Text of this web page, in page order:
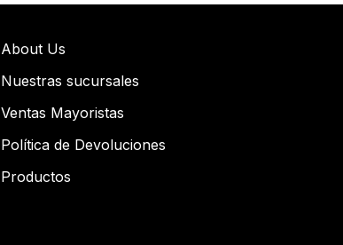
About Us
Nuestras sucursales
Ventas Mayoristas
Política de Devoluciones
Productos